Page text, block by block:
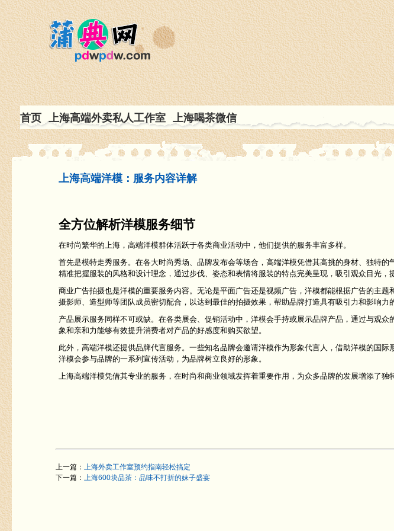
首页 上海高端外卖私人工作室 上海喝茶微信
上海高端洋模：服务内容详解
全方位解析洋模服务细节
在时尚繁华的上海，高端洋模群体活跃于各类商业活动中，他们提供的服务丰富多样。
首先是模特走秀服务。在各大时尚秀场、品牌发布会等场合，高端洋模凭借其高挑的身材、独特
精准把握服装的风格和设计理念，通过步伐、姿态和表情将服装的特点完美呈现，吸引观众目光，
商业广告拍摄也是洋模的重要服务内容。无论是平面广告还是视频广告，洋模都能根据广告的主
摄影师、造型师等团队成员密切配合，以达到最佳的拍摄效果，帮助品牌打造具有吸引力和影响力
产品展示服务同样不可或缺。在各类展会、促销活动中，洋模会手持或展示品牌产品，通过与观
象和亲和力能够有效提升消费者对产品的好感度和购买欲望。
此外，高端洋模还提供品牌代言服务。一些知名品牌会邀请洋模作为形象代言人，借助洋模的国际
洋模会参与品牌的一系列宣传活动，为品牌树立良好的形象。
上海高端洋模凭借其专业的服务，在时尚和商业领域发挥着重要作用，为众多品牌的发展增添了独
上一篇： 上海外卖工作室预约指南轻松搞定
下一篇： 上海600块品茶：品味不打折的妹子盛宴